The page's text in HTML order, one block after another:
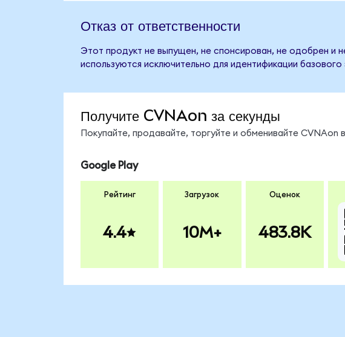
Отказ от ответственности
Этот продукт не выпущен, не спонсирован, не одобрен и
используются исключительно для идентификации базового
Получите CVNAon за секунды
Покупайте, продавайте, торгуйте и обменивайте
Google Play
Рейтинг
4.4
Загрузок
10M+
Оценок
483.8K